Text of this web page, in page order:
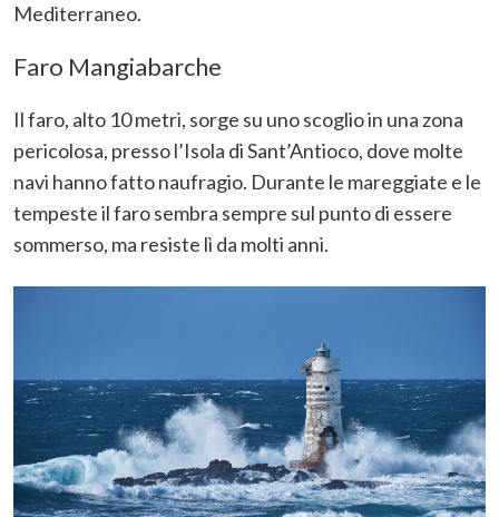
Mediterraneo.
Faro Mangiabarche
Il faro, alto 10 metri, sorge su uno scoglio in una zona
pericolosa, presso l’Isola di Sant’Antioco, dove molte
navi hanno fatto naufragio. Durante le mareggiate e le
tempeste il faro sembra sempre sul punto di essere
sommerso, ma resiste lì da molti anni.